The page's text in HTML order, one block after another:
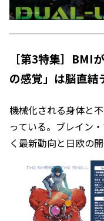
［第3特集］BMI
の感覚」は脳直
機械化される身体と
っている。ブレイン
く最新動向と日欧の